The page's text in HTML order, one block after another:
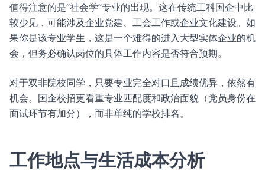
值得注意的是“社会学”专业的出现。这在传统工科国企中比
较少见，可能涉及企业党建、工会工作或企业文化建设。如
果你是该专业学生，这是一个难得的进入大型实体企业的机
会，但务必确认岗位的具体工作内容是否符合预期。
对于双非院校同学，只要专业完全对口且成绩优异，依然有
机会。国企校招更看重专业匹配度和政治面貌（党员身份在
面试环节有加分），而非单纯的学校排名。
工作地点与生活成本分析